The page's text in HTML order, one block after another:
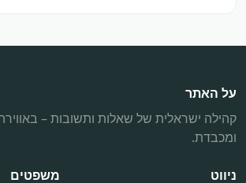
על האתר
קהילה ישראלית של שאלות ותשובות –
ומכבדת.
ניווט משפטים